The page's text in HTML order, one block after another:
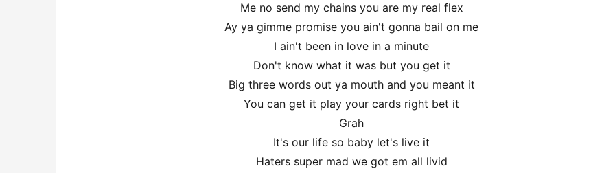
Me no send my chains you are my real flex
Ay ya gimme promise you ain't gonna bail on me
I ain't been in love in a minute
Don't know what it was but you get it
Big three words out ya mouth and you meant it
You can get it play your cards right bet it
Grah
It's our life so baby let's live it
Haters super mad we got em all livid